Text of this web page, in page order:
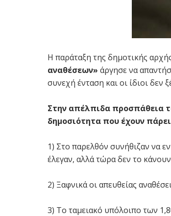
Η παράταξη της δημοτικής
αναθέσεων» άργησε να
συνεχή ένταση και οι ίδιοι δεν
Στην απέλπιδα προσπάθεια
δημοσιότητα που έχουν
1) Στο παρελθόν συνήθιζαν να
έλεγαν, αλλά τώρα δεν το
2) Ξαφνικά οι απευθείας
3) Το ταμειακό υπόλοιπο των